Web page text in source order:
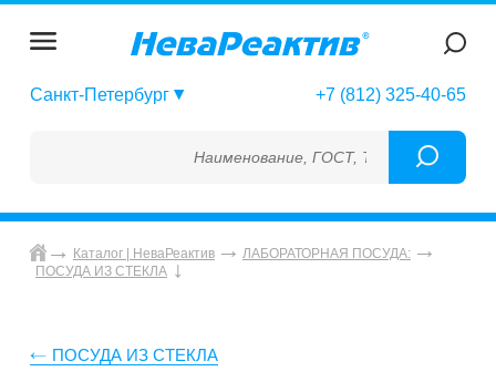
Санкт-Петербург +7 (812) 325-40-65
Наименование, ГОСТ, ТУ, ГСО, МСО,
Каталог | НеваРеактив
ЛАБОРАТОРНАЯ ПОСУДА:
ПОСУДА ИЗ СТЕКЛА
ПОСУДА ИЗ СТЕКЛА